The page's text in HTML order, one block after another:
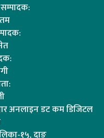
अनलाइन डट कम डिजिटल
१५, दाङ